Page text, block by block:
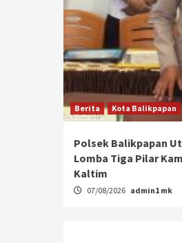
Berita Kota Balikpapan
Polsek Balikpapan
Lomba Tiga Pilar
Kaltim
07/08/2026 admin1 mk